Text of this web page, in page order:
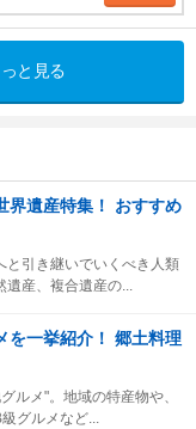
と見る
界遺産特集！ おすすめ
と引き継いでいくべき人類
遺産、複合遺産の...
を一挙紹介！ 郷土料理
ルメ"。地域の特産物や、
グルメなど...